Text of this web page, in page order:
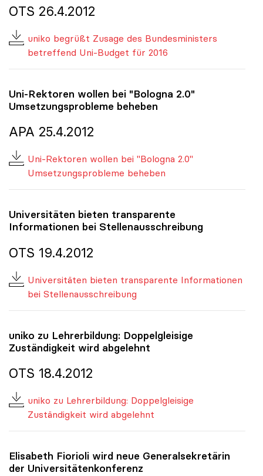
OTS 26.4.2012
uniko begrüßt Zusage des Bundesministers
betreffend Uni-Budget für 2016
Uni-Rektoren wollen bei "Bologna 2.0"
Umsetzungsprobleme beheben
APA 25.4.2012
Uni-Rektoren wollen bei "Bologna 2.0"
Umsetzungsprobleme beheben
Universitäten bieten transparente
Informationen bei Stellenausschreibung
OTS 19.4.2012
Universitäten bieten transparente Informationen
bei Stellenausschreibung
uniko zu Lehrerbildung: Doppelgleisige
Zuständigkeit wird abgelehnt
OTS 18.4.2012
uniko zu Lehrerbildung: Doppelgleisige
Zuständigkeit wird abgelehnt
Elisabeth Fiorioli wird neue Generalsekretärin
der Universitätenkonferenz